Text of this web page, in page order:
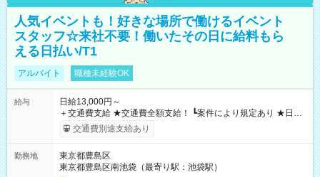
人気イベントも！好きな場所で働けるイベント
スタッフ☆来社不要！働いたその日に給料もら
える日払い/T1
アルバイト 職種未経験OK
給与
日給13,000円～
＋交通費支給 ★交通費全額支給！ ┗案件により規定あり ★日払
いOK！（規定あり） ┗働いたその日に現金GET♪ お仕事後はコ
ンビニATMから 日払い分を引き落とせます！ 【試用期間】試
交通費別途支給あり
勤務地
東京都豊島区
東京都豊島区南池袋（最寄り駅：池袋駅）